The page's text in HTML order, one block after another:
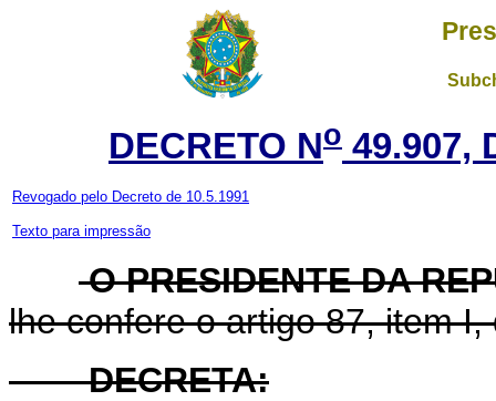
DECRETO No 49.907,
Revogado pelo Decreto de 10.5.1991
Texto para impressão
O PRESIDENTE DA
lheconfere o artigo 87, itemI,
DECRETA: